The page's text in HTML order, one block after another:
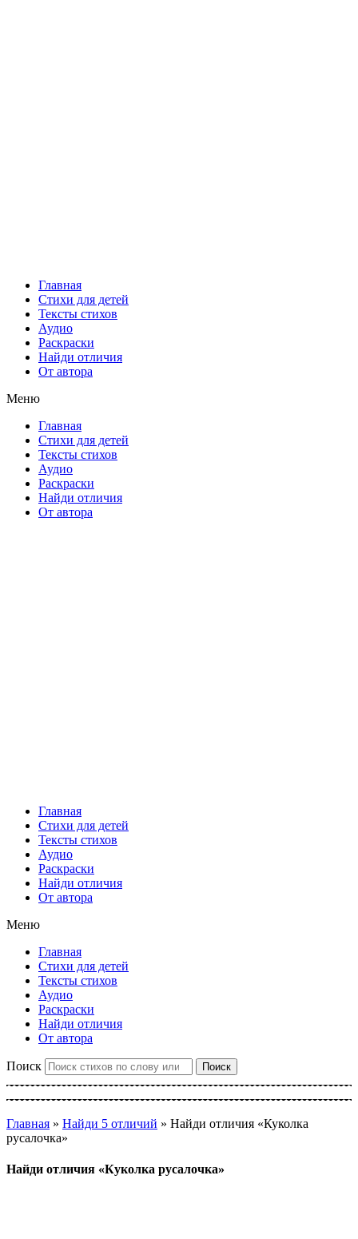
Главная
Стихи для детей
Тексты стихов
Аудио
Раскраски
Найди отличия
От автора
Меню
Главная
Стихи для детей
Тексты стихов
Аудио
Раскраски
Найди отличия
От автора
Главная
Стихи для детей
Тексты стихов
Аудио
Раскраски
Найди отличия
От автора
Меню
Главная
Стихи для детей
Тексты стихов
Аудио
Раскраски
Найди отличия
От автора
Поиск Поиск
Главная » Найди 5 отличий » Найди отличия «Куколка
русалочка»
Найди отличия «Куколка русалочка»